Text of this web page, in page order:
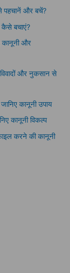
पहचानें और बचें?
बचाएं?
कानूनी और
और नुकसान से
कानूनी उपाय
कानूनी विकल्प
करने की कानूनी